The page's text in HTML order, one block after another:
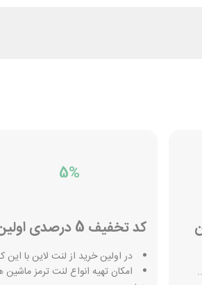
5%
کد تخفیف 5 درصدی اولین خرید لانت لاین
در اولین خرید از لنت لاین با این کد 5 درصد تخفیف
امکان تهیه انواع لنت ترمز